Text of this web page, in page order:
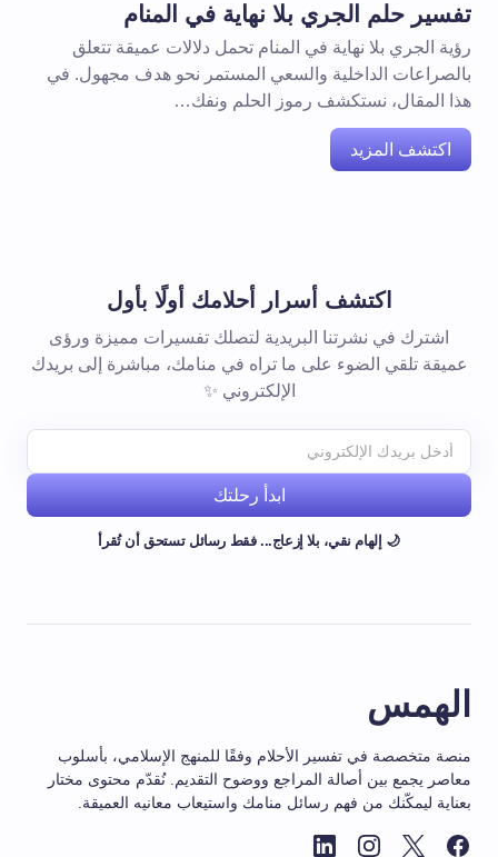
تفسير حلم الجري بلا نهاية في المنام
رؤية الجري بلا نهاية في المنام تحمل دلالات عميقة تتعلق
بالصراعات الداخلية والسعي المستمر نحو هدف مجهول. في
هذا المقال، نستكشف رموز الحلم ونفك…
اكتشف المزيد
اكتشف أسرار أحلامك أولًا بأول
اشترك في نشرتنا البريدية لتصلك تفسيرات مميزة ورؤى
عميقة تلقي الضوء على ما تراه في منامك، مباشرة إلى بريدك
الإلكتروني ✨
ابدأ رحلتك
🌙 إلهام نقي، بلا إزعاج... فقط رسائل تستحق أن تُقرأ
الهمس
منصة متخصصة في تفسير الأحلام وفقًا للمنهج الإسلامي، بأسلوب
معاصر يجمع بين أصالة المراجع ووضوح التقديم. نُقدّم محتوى مختار
بعناية ليمكّنك من فهم رسائل منامك واستيعاب معانيه العميقة.